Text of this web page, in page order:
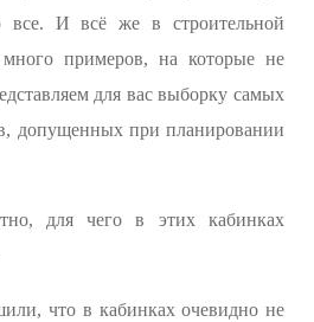
все. И всё же в строительной
много примеров, на которые не
для вас выборку самых
допущенных при планировании
для чего в этих кабинках
что в кабинках очевидно не